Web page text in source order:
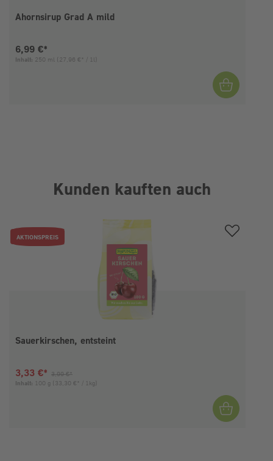
Ahornsirup Grad A mild
Aktueller Preis:
6,99 €*
Inhalt: 250 ml (27,96 €* / 1l)
Kunden kauften auch
AKTIONSPREIS
Sauerkirschen, entsteint
Aktueller Preis:
3,33 €* 3,99 €*
Inhalt: 100 g (33,30 €* / 1kg)